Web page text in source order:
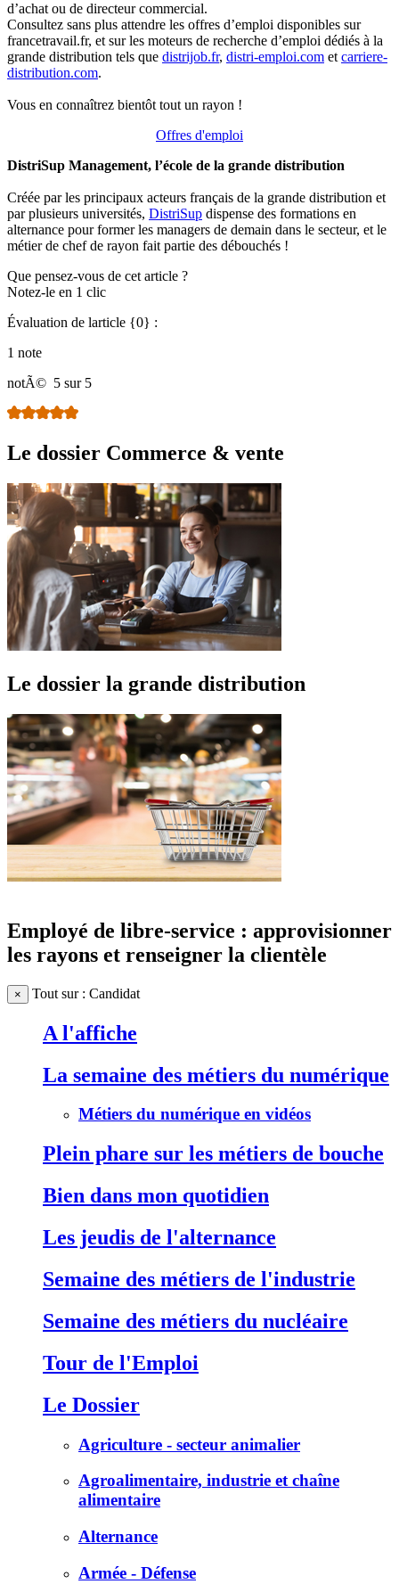
d’achat ou de directeur commercial.
Consultez sans plus attendre les offres d’emploi disponibles sur
francetravail.fr, et sur les moteurs de recherche d’emploi dédiés à la
grande distribution tels que distrijob.fr, distri-emploi.com et carriere-
distribution.com.
Vous en connaîtrez bientôt tout un rayon !
Offres d'emploi
DistriSup Management, l’école de la grande distribution
Créée par les principaux acteurs français de la grande distribution et
par plusieurs universités, DistriSup dispense des formations en
alternance pour former les managers de demain dans le secteur, et le
métier de chef de rayon fait partie des débouchés !
Que pensez-vous de cet article ?
Notez-le en 1 clic
Évaluation de larticle {0} :
1 note
notÃ© 5 sur 5
Le dossier Commerce & vente
Le dossier la grande distribution
Employé de libre-service : approvisionner
les rayons et renseigner la clientèle
× Tout sur : Candidat
A l'affiche
La semaine des métiers du numérique
Métiers du numérique en vidéos
Plein phare sur les métiers de bouche
Bien dans mon quotidien
Les jeudis de l'alternance
Semaine des métiers de l'industrie
Semaine des métiers du nucléaire
Tour de l'Emploi
Le Dossier
Agriculture - secteur animalier
Agroalimentaire, industrie et chaîne
alimentaire
Alternance
Armée - Défense